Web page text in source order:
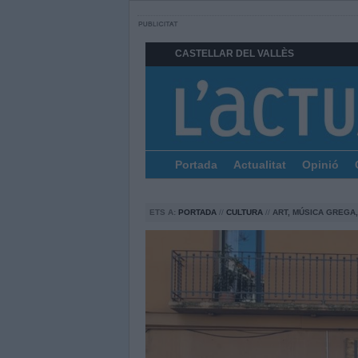
CASTELLAR DEL VALLÈS
Portada Actualitat Opinió
ETS A: PORTADA // CULTURA // ART, MÚSICA